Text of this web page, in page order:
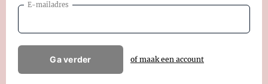
E-mailadres
Ga verder of maak een account